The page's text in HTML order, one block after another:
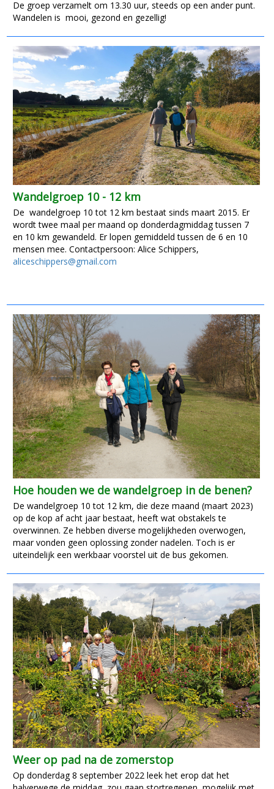
De groep verzamelt om 13.30 uur, steeds op een ander punt.
Wandelen is mooi, gezond en gezellig!
Wandelgroep 10 - 12 km
De wandelgroep 10 tot 12 km bestaat sinds maart 2015. Er
wordt twee maal per maand op donderdagmiddag tussen 7
en 10 km gewandeld. Er lopen gemiddeld tussen de 6 en 10
mensen mee. Contactpersoon: Alice Schippers,
aliceschippers@gmail.com
Hoe houden we de wandelgroep in de benen?
De wandelgroep 10 tot 12 km, die deze maand (maart 2023)
op de kop af acht jaar bestaat, heeft wat obstakels te
overwinnen. Ze hebben diverse mogelijkheden overwogen,
maar vonden geen oplossing zonder nadelen. Toch is er
uiteindelijk een werkbaar voorstel uit de bus gekomen.
Weer op pad na de zomerstop
Op donderdag 8 september 2022 leek het erop dat het